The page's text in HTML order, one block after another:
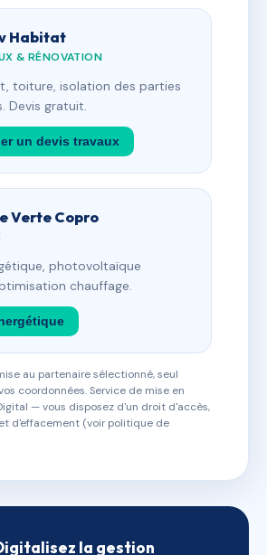
Habitat
& RÉNOVATION
toiture, isolation des parties
Devis gratuit.
un devis travaux
Verte Copro
photovoltaïque
chauffage.
au partenaire sélectionné, seul
coordonnées. Service de mise en
— vous disposez d'un droit d'accès,
d'effacement (voir politique de
la gestion